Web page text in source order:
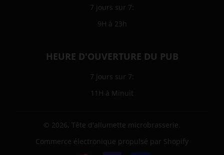
7 jours sur 7:
9H à 23h
HEURE D'OUVERTURE DU PUB
7 jours sur 7:
11H à Minuit
© 2026, Tête d'allumette microbrasserie.
Commerce électronique propulsé par Shopify